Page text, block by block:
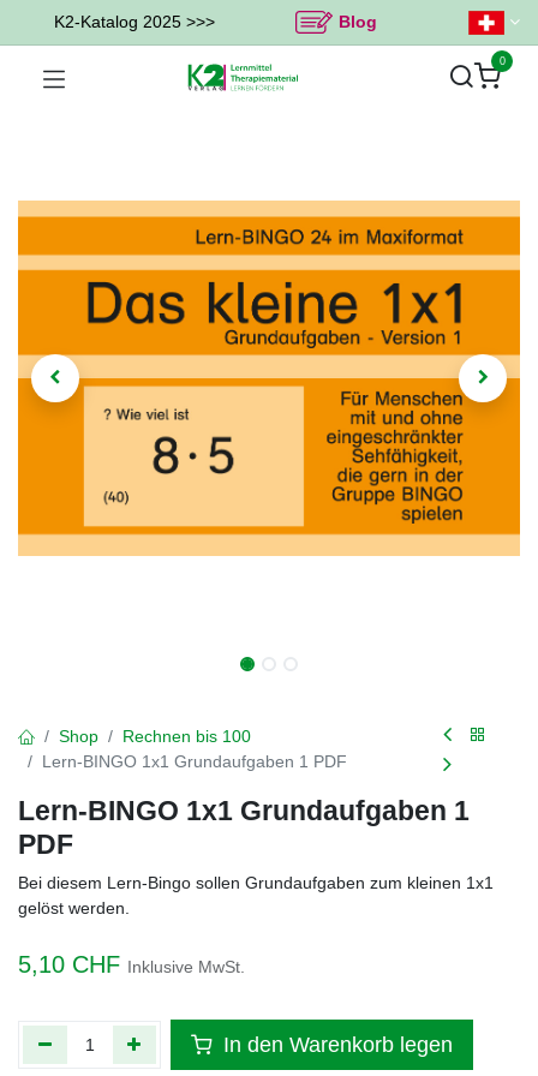
K2-Katalog 2025 >>> Blog
0
Shop
Rechnen bis 100
Lern-BINGO 1x1 Grundaufgaben 1 PDF
Lern-BINGO 1x1 Grundaufgaben 1
PDF
Bei diesem Lern-Bingo sollen Grundaufgaben zum kleinen 1x1
gelöst werden.
5,10 CHF Inklusive MwSt.
In den Warenkorb legen